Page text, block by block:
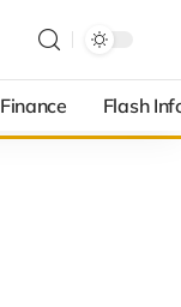
Finance Flash